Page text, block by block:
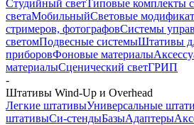
Студийный светТиповые комплекты
светаМобильныйСветовые
стримеров, фотографовСистемы
светомПодвесные системыШтативы
приборовФоновые материалы
материалыСценический светГРИП
-
Штативы Wind-Up и Overhead
Легкие штативыУниверсальные
штативыСи-стендыБазыАдаптеры